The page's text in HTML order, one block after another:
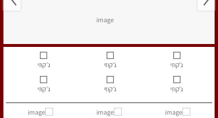
ג’קוזי ג’קוזי ג’קוזי
ג’קוזי ג’קוזי ג’קוזי